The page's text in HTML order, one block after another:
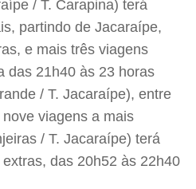
/ T. Carapina) terá
partindo de Jacaraípe,
e mais três viagens
das 21h40 às 23 horas
/ T. Jacaraípe), entre
viagens a mais
/ T. Jacaraípe) terá
das 20h52 às 22h40